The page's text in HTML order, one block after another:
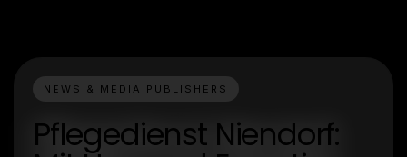
NEWS & MEDIA PUBLISHERS
Pflegedienst Niendorf: